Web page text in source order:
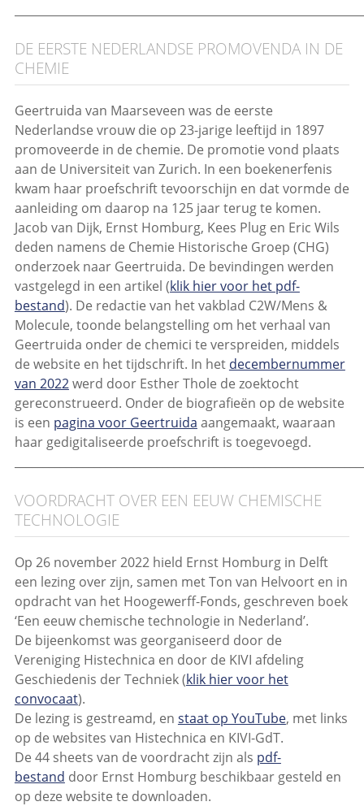
DE EERSTE NEDERLANDSE PROMOVENDA IN DE
CHEMIE
Geertruida van Maarseveen was de eerste
Nederlandse vrouw die op 23-jarige leeftijd in 1897
promoveerde in de chemie. De promotie vond plaats
aan de Universiteit van Zurich. In een boekenerfenis
kwam haar proefschrift tevoorschijn en dat vormde de
aanleiding om daarop na 125 jaar terug te komen.
Jacob van Dijk, Ernst Homburg, Kees Plug en Eric Wils
deden namens de Chemie Historische Groep (CHG)
onderzoek naar Geertruida. De bevindingen werden
vastgelegd in een artikel (klik hier voor het pdf-
bestand). De redactie van het vakblad C2W/Mens &
Molecule, toonde belangstelling om het verhaal van
Geertruida onder de chemici te verspreiden, middels
de website en het tijdschrift. In het decembernummer
van 2022werd door Esther Thole de zoektocht
gereconstrueerd. Onder de biografieën op de website
is een pagina voor Geertruida aangemaakt, waaraan
haar gedigitaliseerde proefschrift is toegevoegd.
VOORDRACHT OVER EEN EEUW CHEMISCHE
TECHNOLOGIE
Op 26 november 2022 hield Ernst Homburg in Delft
een lezing over zijn, samen met Ton van Helvoort en in
opdracht van het Hoogewerff-Fonds, geschreven boek
‘Een eeuw chemische technologie in Nederland’.
De bijeenkomst was georganiseerd door de
Vereniging Histechnica en door de KIVI afdeling
Geschiedenis der Techniek (klik hier voor het
convocaat).
De lezing is gestreamd, en staat op YouTube, met links
op de websites van Histechnica en KIVI-GdT.
De 44 sheets van de voordracht zijn als pdf-
bestand door Ernst Homburg beschikbaar gesteld en
op deze website te downloaden.